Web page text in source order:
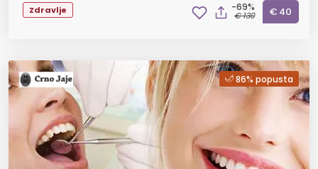
Zdravlje -69%
€ 130 € 40
86% popusta